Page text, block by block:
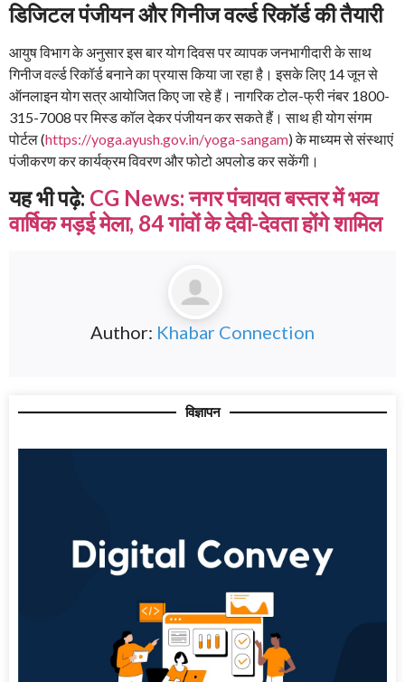
डिजिटल पंजीयन और गिनीज वर्ल्ड रिकॉर्ड की तैयारी
आयुष विभाग के अनुसार इस बार योग दिवस पर व्यापक जनभागीदारी के साथ
गिनीज वर्ल्ड रिकॉर्ड बनाने का प्रयास किया जा रहा है। इसके लिए 14 जून से
ऑनलाइन योग सत्र आयोजित किए जा रहे हैं। नागरिक टोल-फ्री नंबर 1800-
315-7008 पर मिस्ड कॉल देकर पंजीयन कर सकते हैं। साथ ही योग संगम
पोर्टल (https://yoga.ayush.gov.in/yoga-sangam) के माध्यम से संस्थाएं
पंजीकरण कर कार्यक्रम विवरण और फोटो अपलोड कर सकेंगी।
यह भी पढ़े: CG News: नगर पंचायत बस्तर में भव्य
वार्षिक मड़ई मेला, 84 गांवों के देवी-देवता होंगे शामिल
Author: Khabar Connection
विज्ञापन